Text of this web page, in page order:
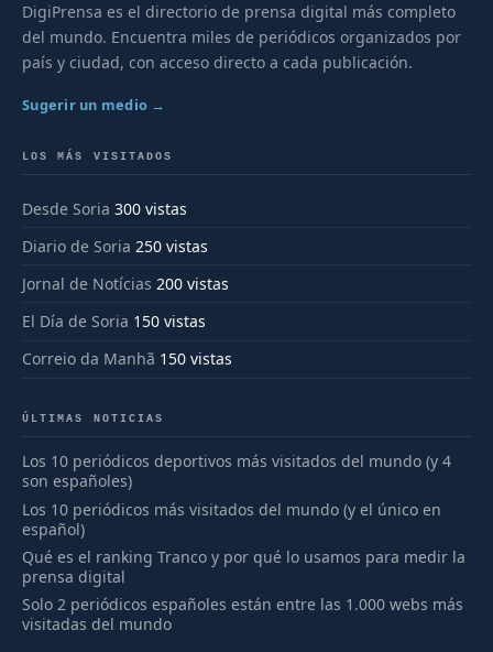
DigiPrensa es el directorio de prensa digital más completo
del mundo. Encuentra miles de periódicos organizados por
país y ciudad, con acceso directo a cada publicación.
Sugerir un medio →
LOS MÁS VISITADOS
Desde Soria 300 vistas
Diario de Soria 250 vistas
Jornal de Notícias 200 vistas
El Día de Soria 150 vistas
Correio da Manhã 150 vistas
ÚLTIMAS NOTICIAS
Los 10 periódicos deportivos más visitados del mundo (y 4
son españoles)
Los 10 periódicos más visitados del mundo (y el único en
español)
Qué es el ranking Tranco y por qué lo usamos para medir la
prensa digital
Solo 2 periódicos españoles están entre las 1.000 webs más
visitadas del mundo